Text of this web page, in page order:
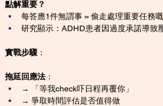
點解重要？
每答應1件無謂事 = 偷走處理重要任務
研究顯示：ADHD患者因過度承諾導致
實戰步驟 ：
拖延回應法：
→ 「等我check吓日程再覆你」
→ 爭取時間評估是否值得做